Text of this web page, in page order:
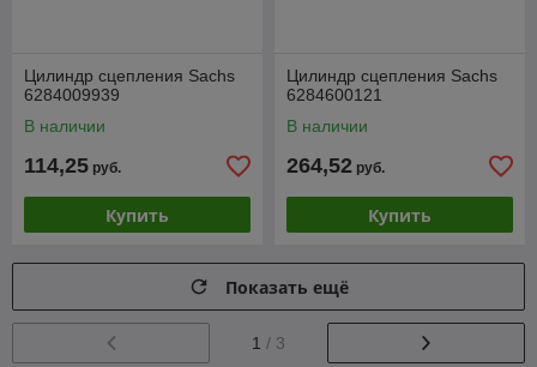
Цилиндр сцепления Sachs
6284009939
В наличии
114,25 руб.
Купить
Цилиндр сцепления Sachs
6284600121
В наличии
264,52 руб.
Купить
Показать ещё
1 / 3